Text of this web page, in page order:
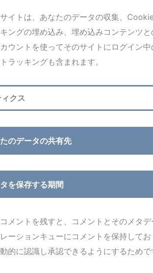
イトは、あなたのデータの収集、
ングの埋め込み、埋め込みコンテンツ
ウントを使ってそのサイトにログイン
ラッキングも含まれます。
クス
のデータの共有先
を保存する期間
メントを残すと、コメントとそのメタ
ーションキューにコメントを保持して
的に認識し承認できるようにするためで